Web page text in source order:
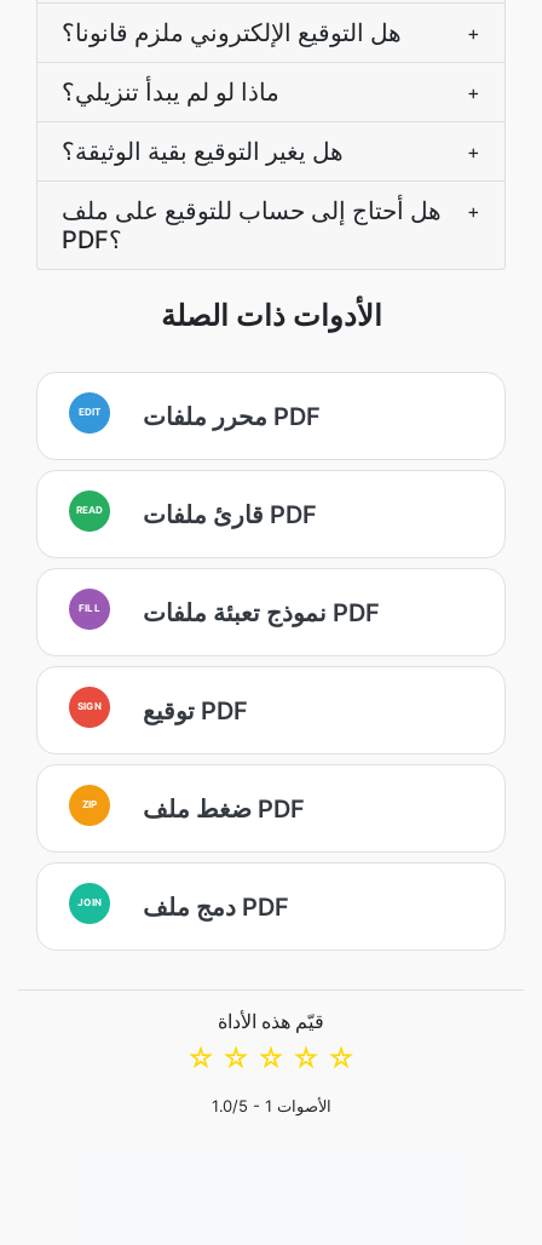
هل التوقيع الإلكتروني ملزم قانونا؟ +
ماذا لو لم يبدأ تنزيلي؟ +
هل يغير التوقيع بقية الوثيقة؟ +
هل أحتاج إلى حساب للتوقيع على ملف
PDF؟
+
الأدوات ذات الصلة
EDIT محرر ملفات PDF
READ قارئ ملفات PDF
FILL نموذج تعبئة ملفات PDF
SIGN توقيع PDF
ZIP ضغط ملف PDF
JOIN دمج ملف PDF
قيّم هذه الأداة
☆
☆
☆
☆
☆
1.0/5 - 1 الأصوات